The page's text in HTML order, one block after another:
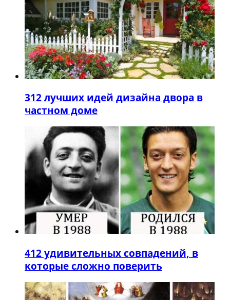
312 лучших идей дизайна двора в
частном доме
412 удивительных совпадений, в
которые сложно поверить